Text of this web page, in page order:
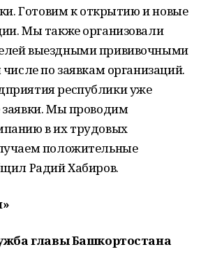
Готовим к открытию и новые
Мы также организовали
выездными прививочными
по заявкам организаций.
республики уже
Мы проводим
в их трудовых
положительные
Радий Хабиров.
главы Башкортостана